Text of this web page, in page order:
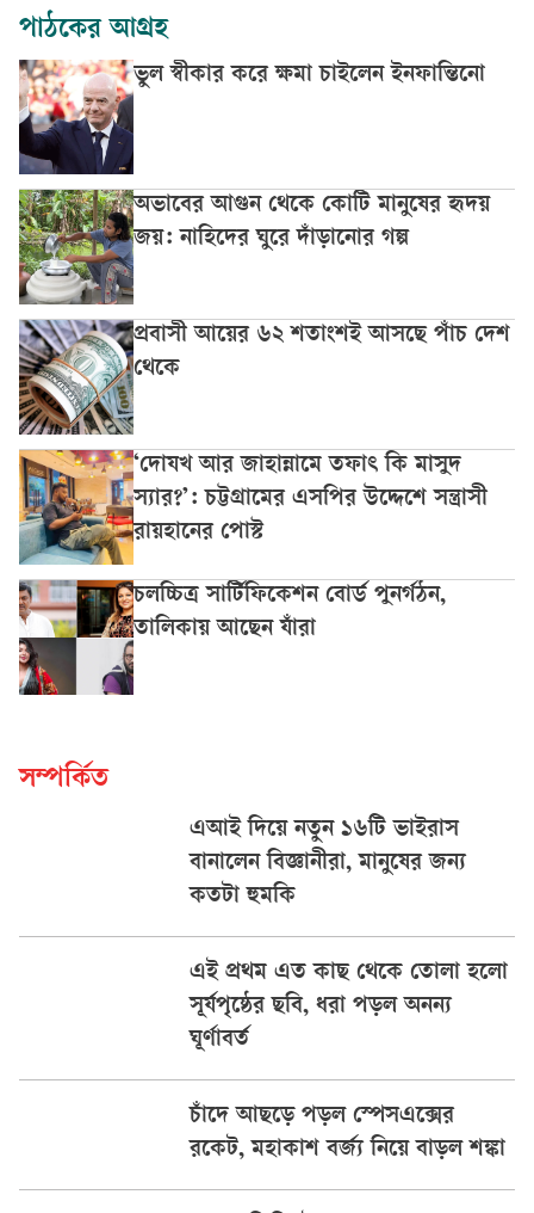
পাঠকের আগ্রহ
ভুল স্বীকার করে ক্ষমা চাইলেন ইনফান্তিনো
অভাবের আগুন থেকে কোটি মানুষের হৃদয়
জয়: নাহিদের ঘুরে দাঁড়ানোর গল্প
প্রবাসী আয়ের ৬২ শতাংশই আসছে পাঁচ দেশ
থেকে
‘দোযখ আর জাহান্নামে তফাৎ কি মাসুদ
স্যার?’: চট্টগ্রামের এসপির উদ্দেশে সন্ত্রাসী
রায়হানের পোস্ট
চলচ্চিত্র সার্টিফিকেশন বোর্ড পুনর্গঠন,
তালিকায় আছেন যাঁরা
সম্পর্কিত
এআই দিয়ে নতুন ১৬টি ভাইরাস
বানালেন বিজ্ঞানীরা, মানুষের জন্য
কতটা হুমকি
এই প্রথম এত কাছ থেকে তোলা হলো
সূর্যপৃষ্ঠের ছবি, ধরা পড়ল অনন্য
ঘূর্ণাবর্ত
চাঁদে আছড়ে পড়ল স্পেসএক্সের
রকেট, মহাকাশ বর্জ্য নিয়ে বাড়ল শঙ্কা